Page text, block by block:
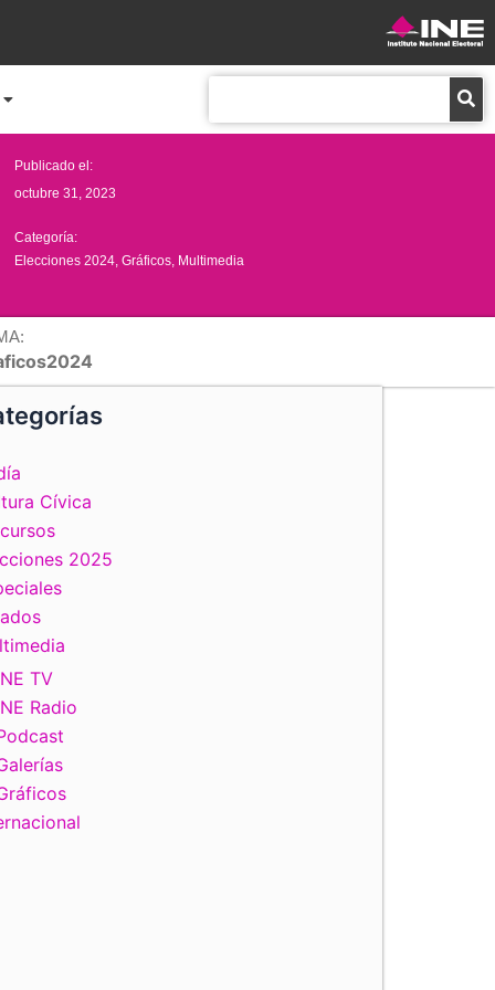
Publicado el:
octubre 31, 2023
Categoría:
Elecciones 2024 ,Gráficos Multimedia
Cívica
2025
TV
Radio